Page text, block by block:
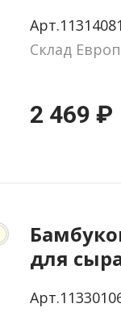
Склад
2 469 ₽
для